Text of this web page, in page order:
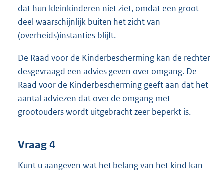
dat hun kleinkinderen niet ziet, omdat een groot
deel waarschijnlijk buiten het zicht van
(overheids)instanties blijft.
De Raad voor de Kinderbescherming kan de rechter
desgevraagd een advies geven over omgang. De
Raad voor de Kinderbescherming geeft aan dat het
aantal adviezen dat over de omgang met
grootouders wordt uitgebracht zeer beperkt is.
Vraag 4
Kunt u aangeven wat het belang van het kind kan